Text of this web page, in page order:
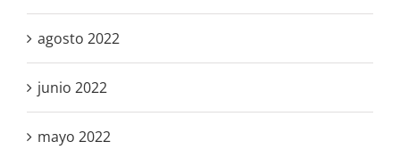
agosto 2022
junio 2022
mayo 2022